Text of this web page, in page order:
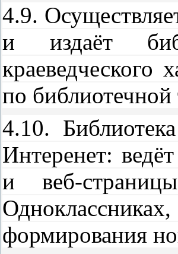
4.9.
и издаёт
краеведческого
по библиотечной
4.10.
Интеренет:
и веб-
формирования